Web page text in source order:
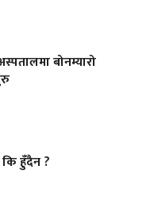
बोनम्यारो
हुँदैन ?